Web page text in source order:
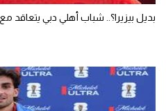
بديل بيزيرا؟.. شباب أهلي دبي يتعاقد